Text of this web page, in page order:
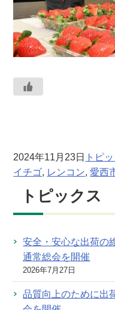
2024年11月23日 トピ
イチゴ, レンコン, 愛西
トピックス
安全・安心な出荷
通常総会を開催
2026年7月27日
品質向上のために出